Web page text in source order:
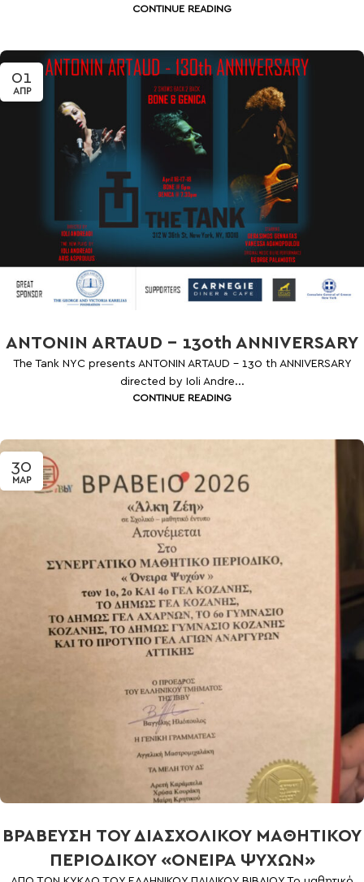
CONTINUE READING
01
ΑΠΡ
ANTONIN ARTAUD – 130th ANNIVERSARY
The Tank NYC presents ANTONIN ARTAUD - 130 th ANNIVERSARY
directed by Ioli Andre...
CONTINUE READING
30
ΜΑΡ
ΒΡΑΒΕΥΣΗ ΤΟΥ ΔΙΑΣΧΟΛΙΚΟΥ ΜΑΘΗΤΙΚΟΥ
ΠΕΡΙΟΔΙΚΟΥ «ΟΝΕΙΡΑ ΨΥΧΩΝ»